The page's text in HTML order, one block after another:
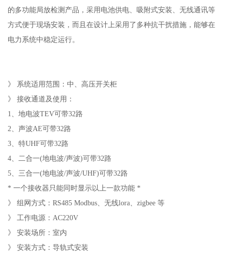
的多功能局放检测产品，采用电池供电、吸附式安装、无线通讯等
方式便于现场安装，而且在设计上采用了多种抗干扰措施，能够在
电力系统中稳定运行。
》 系统适用范围：中、高压开关柜
》 接收通道及使用：
1、地电波TEV可带32路
2、声波AE可带32路
3、特UHF可带32路
4、二合一(地电波/声波)可带32路
5、三合一(地电波/声波/UHF)可带32路
* 一个接收器只能同时显示以上一款功能 *
》 组网方式：RS485 Modbus、无线lora、zigbee 等
》 工作电源：AC220V
》 安装场所：室内
》 安装方式：导轨式安装